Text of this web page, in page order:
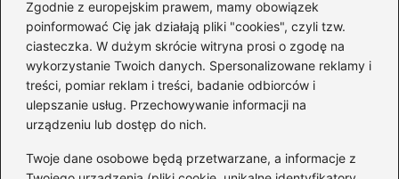
Zgodnie z europejskim prawem, mamy obowiązek
poinformować Cię jak działają pliki "cookies", czyli tzw.
ciasteczka. W dużym skrócie witryna prosi o zgodę na
wykorzystanie Twoich danych. Spersonalizowane reklamy i
treści, pomiar reklam i treści, badanie odbiorców i
ulepszanie usług. Przechowywanie informacji na
urządzeniu lub dostęp do nich.
Twoje dane osobowe będą przetwarzane, a informacje z
Idealny garnitur: jak dobrać
go do swojej sylwetki?
Kategorie